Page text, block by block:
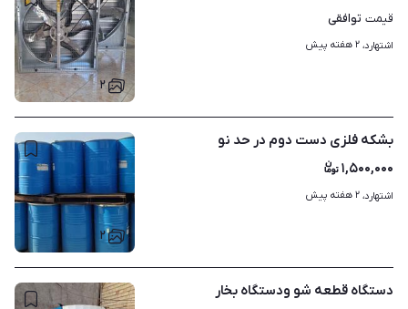
۲
قیمت توافقی
اشتهارد، ۲ هفته پیش
۲
بشکه فلزی دست دوم در حد نو
۱,۵۰۰,۰۰۰
اشتهارد، ۲ هفته پیش
دستگاه قطعه شو ودستگاه بخار